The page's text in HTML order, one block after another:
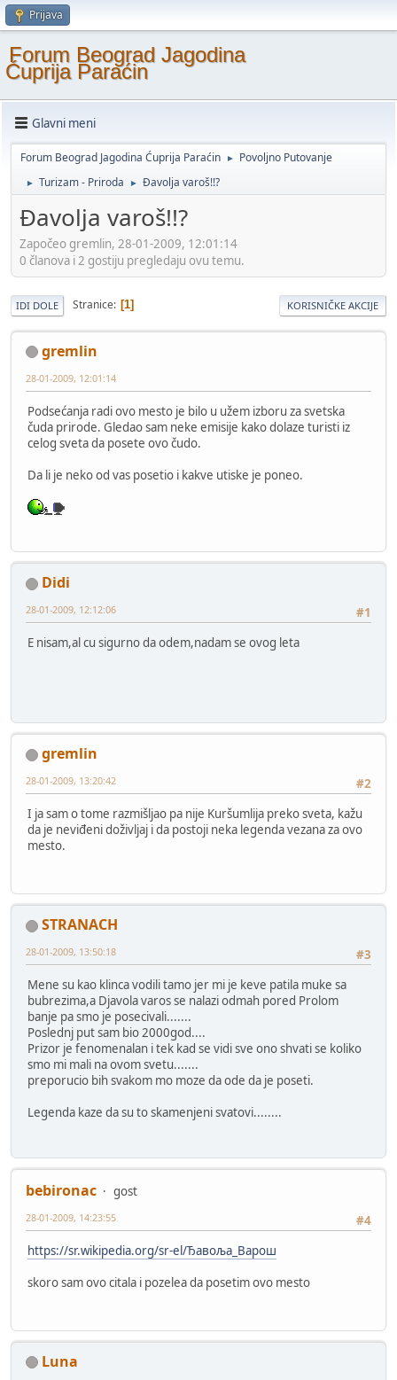
Prijava
Forum Beograd Jagodina
Ćuprija Paraćin
Glavni meni
Forum Beograd Jagodina Ćuprija Paraćin ► Povoljno Putovanje
► Turizam - Priroda ► Đavolja varoš!!?
Đavolja varoš!!?
Započeo gremlin, 28-01-2009, 12:01:14
0 članova i 2 gostiju pregledaju ovu temu.
IDI DOLE Stranice 1 KORISNIČKE AKCIJE
gremlin
28-01-2009, 12:01:14
Podsećanja radi ovo mesto je bilo u užem izboru za svetska
čuda prirode. Gledao sam neke emisije kako dolaze turisti iz
celog sveta da posete ovo čudo.
Da li je neko od vas posetio i kakve utiske je poneo.
Didi
#1
28-01-2009, 12:12:06
E nisam,al cu sigurno da odem,nadam se ovog leta
gremlin
#2
28-01-2009, 13:20:42
I ja sam o tome razmišljao pa nije Kuršumlija preko sveta, kažu
da je neviđeni doživljaj i da postoji neka legenda vezana za ovo
mesto.
STRANACH
#3
28-01-2009, 13:50:18
Mene su kao klinca vodili tamo jer mi je keve patila muke sa
bubrezima,a Djavola varos se nalazi odmah pored Prolom
banje pa smo je posecivali.......
Poslednj put sam bio 2000god....
Prizor je fenomenalan i tek kad se vidi sve ono shvati se koliko
smo mi mali na ovom svetu.......
preporucio bih svakom mo moze da ode da je poseti.
Legenda kaze da su to skamenjeni svatovi........
bebironac
gost
#4
28-01-2009, 14:23:55
https://sr.wikipedia.org/sr-el/Ђавоља_Варош
skoro sam ovo citala i pozelea da posetim ovo mesto
Luna